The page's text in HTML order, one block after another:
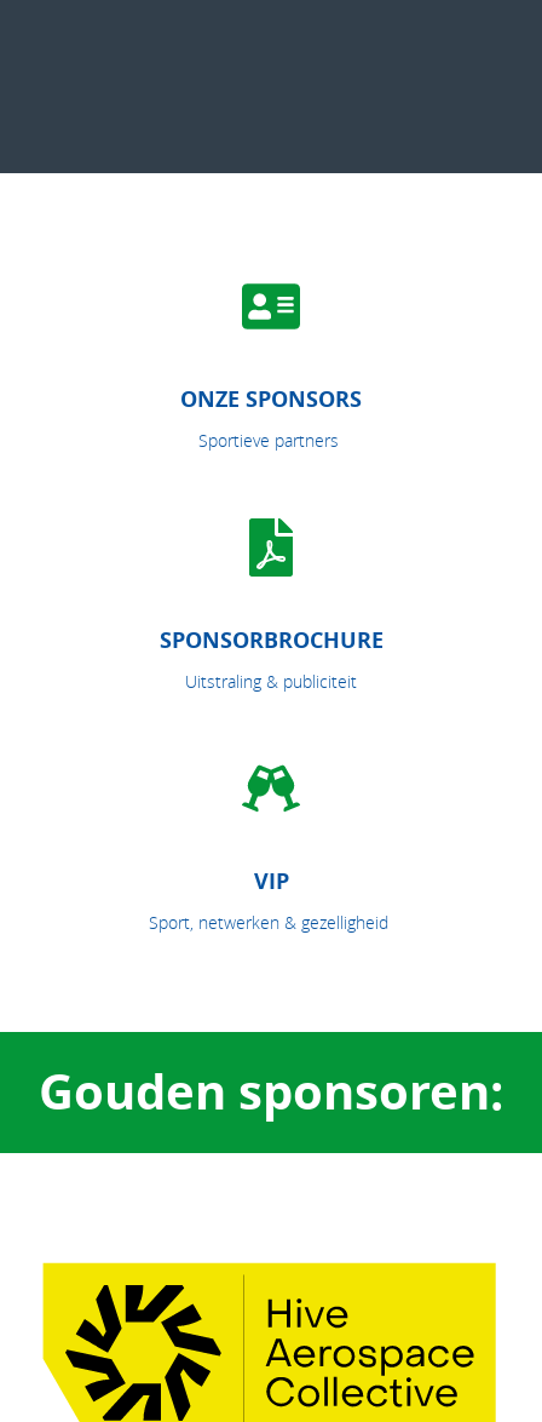
ONZE SPONSORS
Sportieve partners
SPONSORBROCHURE
Uitstraling & publiciteit
VIP
Sport, netwerken & gezelligheid
Gouden sponsoren: